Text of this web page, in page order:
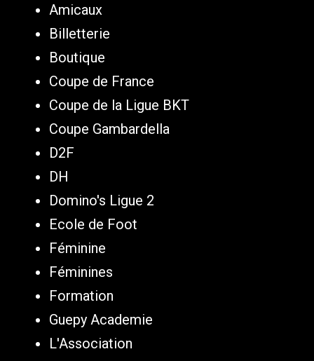
Amicaux
Billetterie
Boutique
Coupe de France
Coupe de la Ligue BKT
Coupe Gambardella
D2F
DH
Domino's Ligue 2
Ecole de Foot
Féminine
Féminines
Formation
Guepy Academie
L'Association